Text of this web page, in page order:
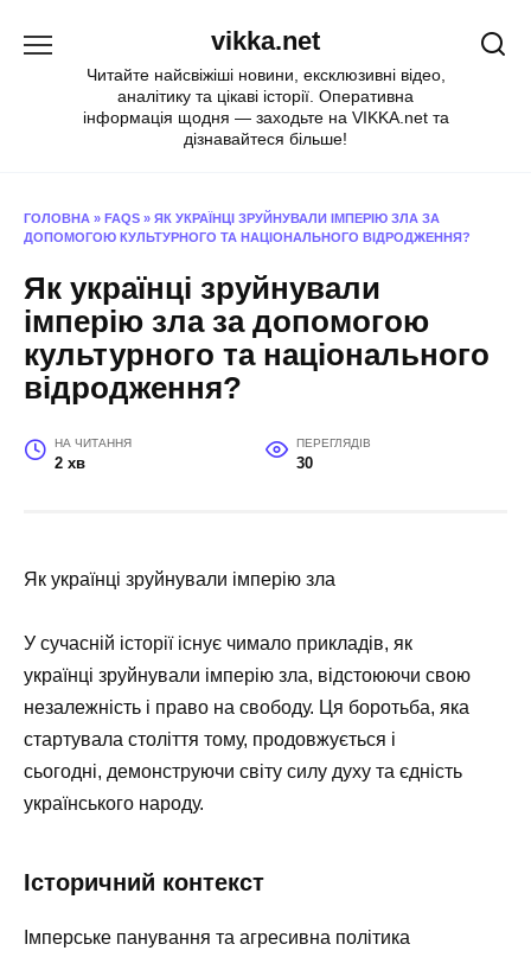
vikka.net
Читайте найсвіжіші новини, ексклюзивні відео,
аналітику та цікаві історії. Оперативна
інформація щодня — заходьте на VIKKA.net та
дізнавайтеся більше!
ГОЛОВНА » FAQS » ЯК УКРАЇНЦІ ЗРУЙНУВАЛИ ІМПЕРІЮ ЗЛА ЗА
ДОПОМОГОЮ КУЛЬТУРНОГО ТА НАЦІОНАЛЬНОГО ВІДРОДЖЕННЯ?
Як українці зруйнували
імперію зла за допомогою
культурного та національного
відродження?
НА ЧИТАННЯ
2 хв
ПЕРЕГЛЯДІВ
30
Як українці зруйнували імперію зла
У сучасній історії існує чимало прикладів, як
українці зруйнували імперію зла, відстоюючи свою
незалежність і право на свободу. Ця боротьба, яка
стартувала століття тому, продовжується і
сьогодні, демонструючи світу силу духу та єдність
українського народу.
Історичний контекст
Імперське панування та агресивна політика